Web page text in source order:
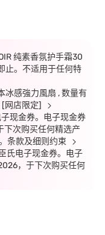
纯素香氛护手霜30
止。不适用于任何特
冰感強力風扇 , 数量有
[网店限定]
现金券。电子现金券
次购买任何精选产
条款及细则约束
氏电子现金券。电子
，于下次购买任何